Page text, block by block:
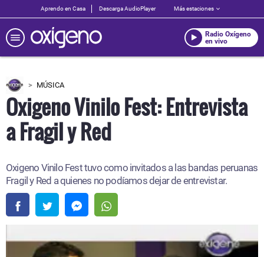
Aprendo en Casa Descarga AudioPlayer Más estaciones
Radio Oxígeno
en vivo
MÚSICA
Oxigeno Vinilo Fest: Entrevista
a Fragil y Red
Oxigeno Vinilo Fest tuvo como invitados a las bandas peruanas
Fragil y Red a quienes no podíamos dejar de entrevistar.